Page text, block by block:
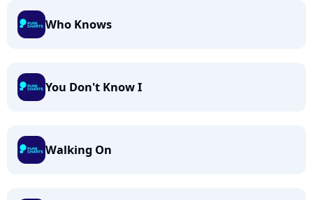
Who Knows
You Don't Know I
Walking On